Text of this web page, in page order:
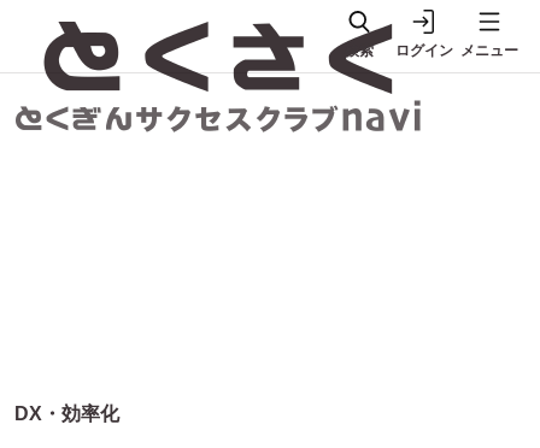
検索 ログイン メニュー
DX・効率化